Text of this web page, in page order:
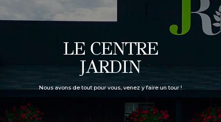
LE CENTRE
JARDIN
Nous avons de tout pour vous, venez y faire un tour !